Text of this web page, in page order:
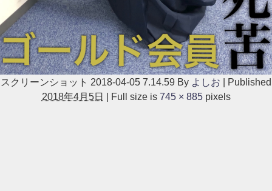
スクリーンショット 2018-04-05 7.14.59 By よしお
Published
2018年4月5日
Full size is 745 × 885pixels